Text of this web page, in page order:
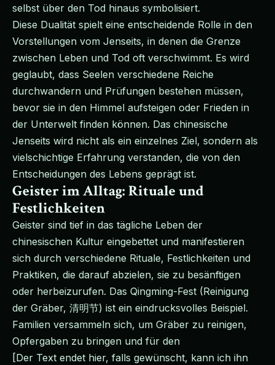
selbst über den Tod hinaus symbolisiert.
Diese Dualität spielt eine entscheidende Rolle in den
Vorstellungen vom Jenseits, in denen die Grenze
zwischen Leben und Tod oft verschwimmt. Es wird
geglaubt, dass Seelen verschiedene Reiche
durchwandern und Prüfungen bestehen müssen,
bevor sie in den Himmel aufsteigen oder Frieden in
der Unterwelt finden können. Das chinesische
Jenseits wird nicht als ein einzelnes Ziel, sondern als
vielschichtige Erfahrung verstanden, die von den
Entscheidungen des Lebens geprägt ist.
Geister im Alltag: Rituale und
Festlichkeiten
Geister sind tief in das tägliche Leben der
chinesischen Kultur eingebettet und manifestieren
sich durch verschiedene Rituale, Festlichkeiten und
Praktiken, die darauf abzielen, sie zu besänftigen
oder herbeizurufen. Das Qingming-Fest (Reinigung
der Gräber, 清明节) ist ein eindrucksvolles Beispiel.
Familien versammeln sich, um Gräber zu reinigen,
Opfergaben zu bringen und für den
[Der Text endet hier, falls gewünscht, kann ich ihn